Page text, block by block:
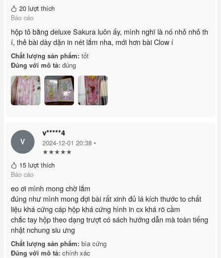
20 lượt thích
Báo cáo
hộp tô bằng deluxe Sakura luôn ấy, mình nghĩ là nó nhỏ nhỏ th
í, thẻ bài dày dặn in nét lắm nha, mới hơn bài Clow í
Chất lượng sản phẩm: tốt
Đúng với mô tả: đúng
V
v*****4
2024-12-01 20:38 •
★★★★★
15 lượt thích
Báo cáo
eo ơi mình mong chờ lắm
đúng như mình mong đợi bài rất xinh đủ lá kích thước to chất
liệu khá cứng cáp hộp khá cứng hình in cx khá rõ cầm
chắc tay hộp theo dạng trượt có sách hướng dẫn mà toàn tiếng
nhật nchung siu ưng
Chất lượng sản phẩm: bìa cứng
Đúng với mô tả: chính xác